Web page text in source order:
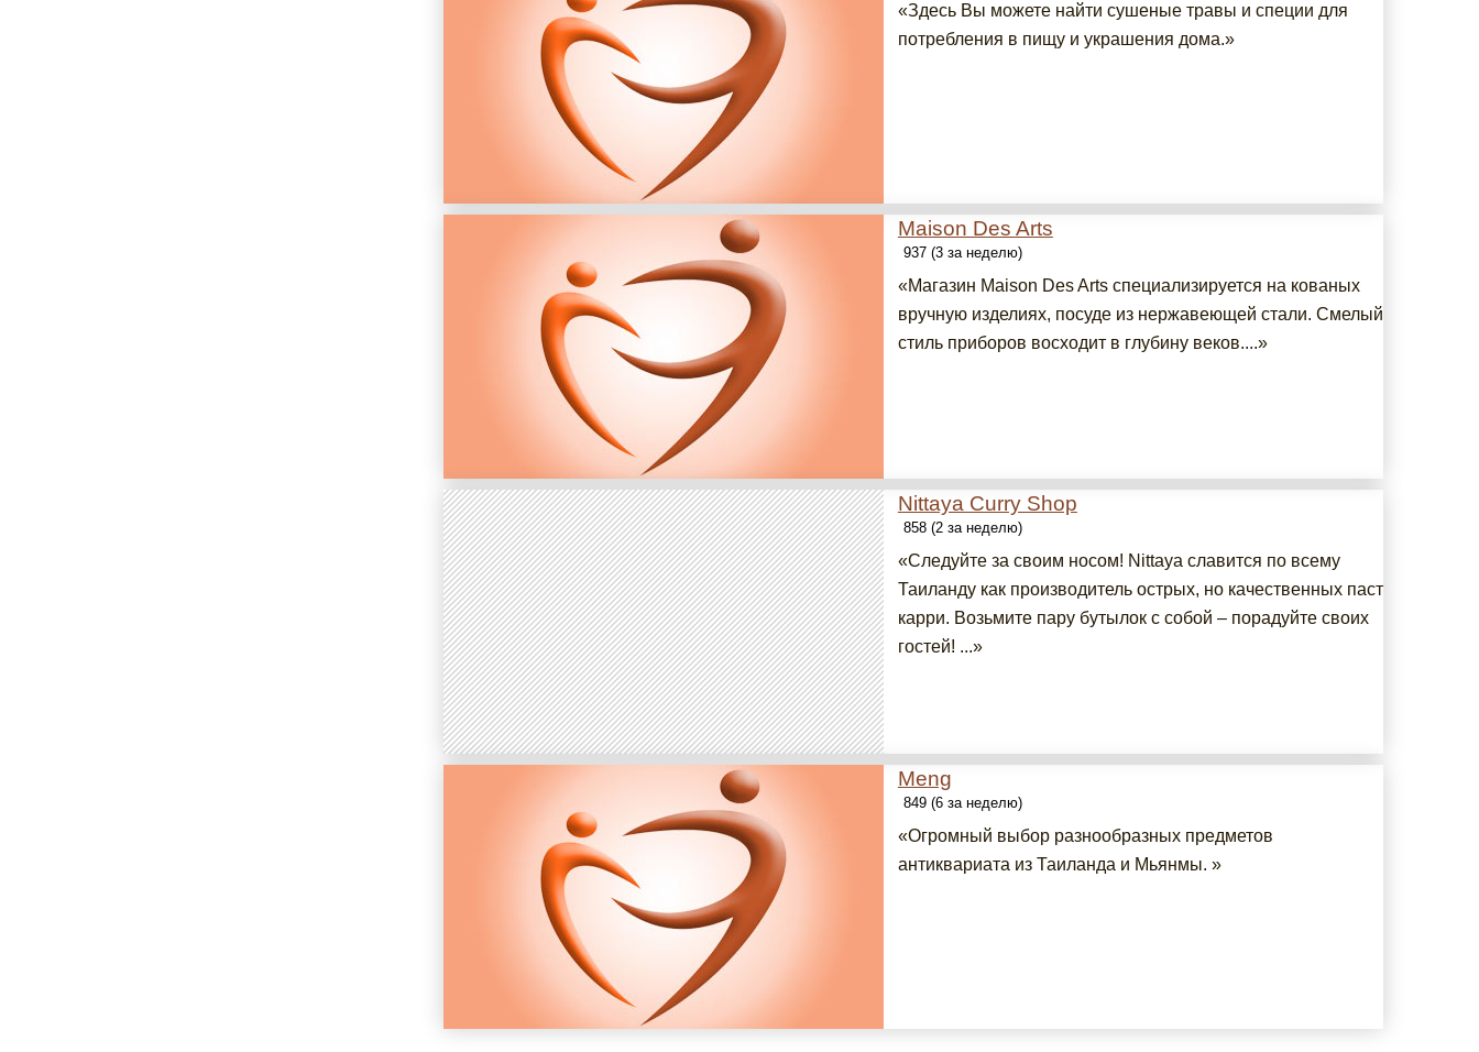
«Здесь Вы можете найти сушеные травы и специи для
потребления в пищу и украшения дома.»
Maison Des Arts
937 (3 за неделю)
«Магазин Maison Des Arts специализируется на кованых
вручную изделиях, посуде из нержавеющей стали. Смелый
стиль приборов восходит в глубину веков....»
Nittaya Curry Shop
858 (2 за неделю)
«Следуйте за своим носом! Nittaya славится по всему
Таиланду как производитель острых, но качественных паст
карри. Возьмите пару бутылок с собой – порадуйте своих
гостей! ...»
Meng
849 (6 за неделю)
«Огромный выбор разнообразных предметов
антиквариата из Таиланда и Мьянмы. »